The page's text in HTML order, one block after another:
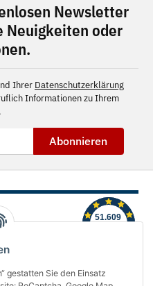
gestatten Sie den Einsatz
Newsletter
Neuigkeiten oder
Ihrer Datenschutzerklärung
Informationen zu Ihrem
Abonnieren